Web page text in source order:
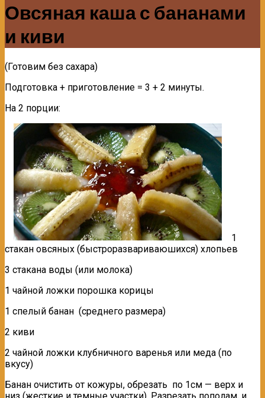
Овсяная каша с бананами
и киви
(Готовим без сахара)
Подготовка + приготовление = 3 + 2 минуты.
На 2 порции:
1
стакан овсяных (быстроразвариваюшихся) хлопьев
3 стакана воды (или молока)
1 чайной ложки порошка корицы
1 спелый банан (среднего размера)
2 киви
2 чайной ложки клубничного варенья или меда (по
вкусу)
Банан очистить от кожуры, обрезать по 1см — верх и